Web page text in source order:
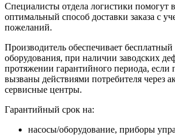
Специалисты отдела логистики помогут
оптимальный способ доставки заказа с
пожеланий.
Производитель обеспечивает
оборудования, при наличии заводских
протяжении гарантийного периода, если
вызваны действиями потребителя через
сервисные центры.
Гарантийный срок на:
насосы/оборудование, приборы